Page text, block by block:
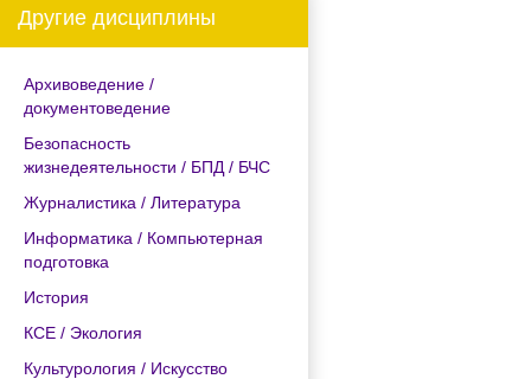
Другие дисциплины
Архивоведение /
документоведение
Безопасность
жизнедеятельности / БПД / БЧС
Журналистика / Литература
Информатика / Компьютерная
подготовка
История
КСЕ / Экология
Культурология / Искусство